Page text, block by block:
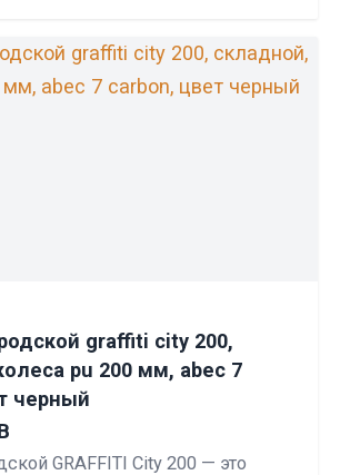
graffiti city 200,
pu 200 мм, abec 7
черный
GRAFFITI City 200 — это